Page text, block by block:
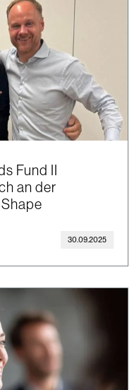
Fund II
an der
30.09.2025